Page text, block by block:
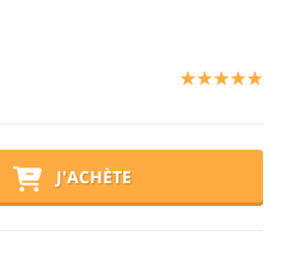
☆☆☆☆☆
★★★★★
J'ACHÈTE